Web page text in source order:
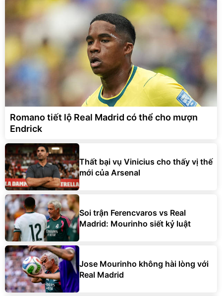
Romano tiết lộ Real Madrid có thể cho mượn
Endrick
Thất bại vụ Vinicius cho thấy vị thế
mới của Arsenal
Soi trận Ferencvaros vs Real
Madrid: Mourinho siết kỷ luật
Jose Mourinho không hài lòng với
Real Madrid